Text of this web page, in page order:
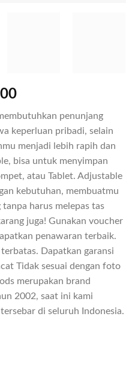
penunjang
keperluan pribadi, selain
menjadi lebih rapih dan
bisa untuk menyimpan
atau Tablet. Adjustable
kebutuhan, membuatmu
harus melepas tas
juga! Gunakan voucher
penawaran terbaik.
Dapatkan garansi
Tidak sesuai dengan foto
merupakan brand
2002, saat ini kami
di seluruh Indonesia.